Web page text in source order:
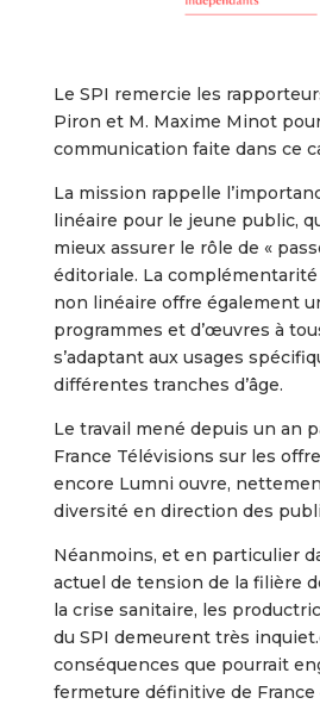
Le SPI remercie les
Piron et M. Maxime Minot
communication faite dans ce
La mission rappelle
linéaire pour le jeune public,
mieux assurer le rôle de «
éditoriale. La
non linéaire offre également
programmes et d’œuvres à
s’adaptant aux usages
différentes tranches d’âge.
Le travail mené depuis un an
France Télévisions sur les
encore Lumni ouvre,
diversité en direction des
Néanmoins, et en particulier
actuel de tension de la filière
la crise sanitaire, les
du SPI demeurent très
conséquences que pourrait
fermeture définitive de France